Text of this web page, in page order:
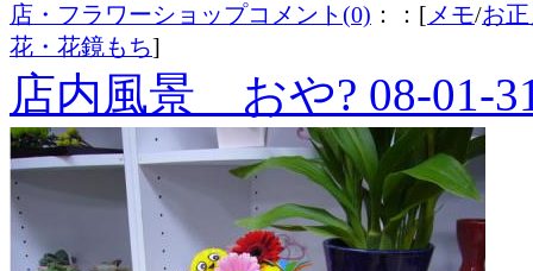
店・フラワーショップコメント(0) ：：[メモ/お
花・花鏡もち]
店内風景 おや? 08-01-